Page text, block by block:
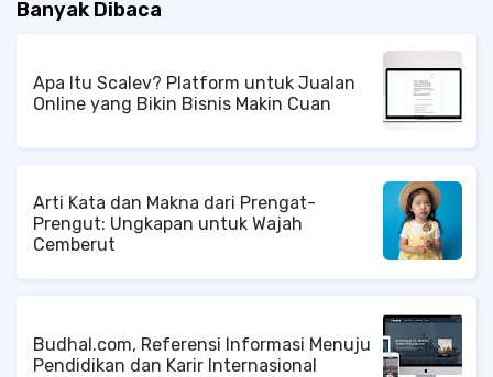
Banyak Dibaca
Apa Itu Scalev? Platform untuk Jualan
Online yang Bikin Bisnis Makin Cuan
Arti Kata dan Makna dari Prengat-
Prengut: Ungkapan untuk Wajah
Cemberut
Budhal.com, Referensi Informasi Menuju
Pendidikan dan Karir Internasional